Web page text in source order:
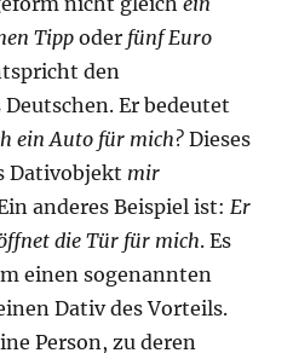
Tippoder fünf Euro
den
Er bedeutet
ein Auto für mich? Dieses
Dativobjekt mir
anderes Beispiel ist:Er
die Tür für mich. Es
einen sogenannten
Dativ des Vorteils.
Person, zu deren